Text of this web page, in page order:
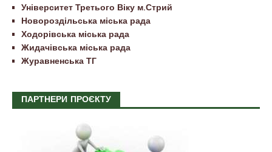
Університет Третього Віку м.Стрий
Новороздільська міська рада
Ходорівська міська рада
Жидачівська міська рада
Журавненська ТГ
ПАРТНЕРИ ПРОЄКТУ